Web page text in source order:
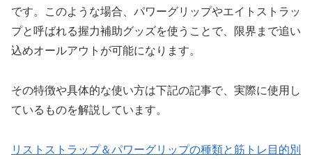
です。このような場合、パワーグリップやエイトストラッ
プと呼ばれる握力補助グッズを使うことで、限界まで追い
込めオールアウトが可能になります。
その特徴や具体的な使い方は下記の記事で、実際に使用し
ているものを解説しています。
リストストラップ＆パワーグリップの種類と筋トレ目的別